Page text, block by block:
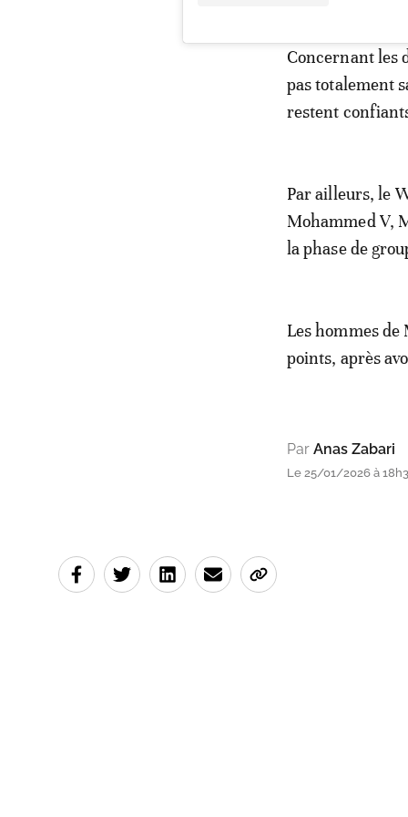
Concernant les
pas totalement
restent
Par ailleurs, le
Mohammed V,
la phase de
Les hommes
points, après
Par Anas Zabari
Le 25/01/2026 à